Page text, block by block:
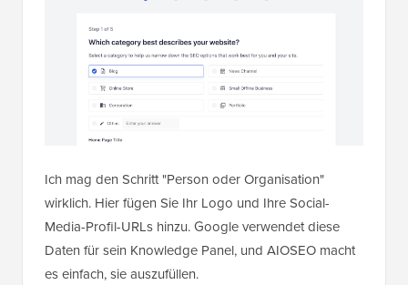
Ich mag den Schritt "Person oder Organisation"
wirklich. Hier fügen Sie Ihr Logo und Ihre Social-
Media-Profil-URLs hinzu. Google verwendet diese
Daten für sein Knowledge Panel, und AIOSEO macht
es einfach, sie auszufüllen.